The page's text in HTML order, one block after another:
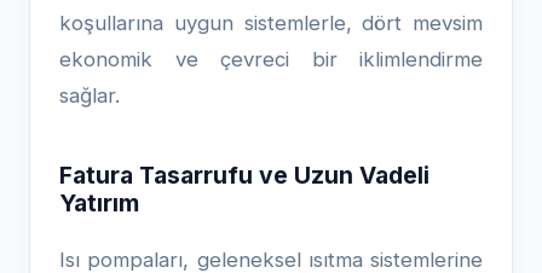
koşullarına uygun sistemlerle, dört mevsim
ekonomik ve çevreci bir iklimlendirme
sağlar.
Fatura Tasarrufu ve Uzun Vadeli
Yatırım
Isı pompaları, geleneksel ısıtma sistemlerine